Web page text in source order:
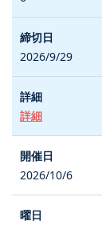
2026/9/29
詳細
2026/10/6